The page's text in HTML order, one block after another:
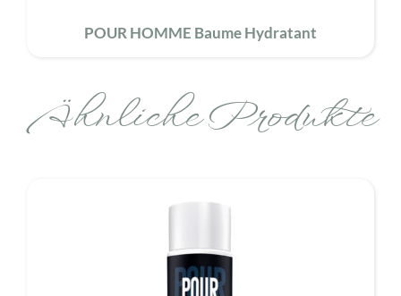
POUR HOMME Baume Hydratant
Ähnliche Produkte